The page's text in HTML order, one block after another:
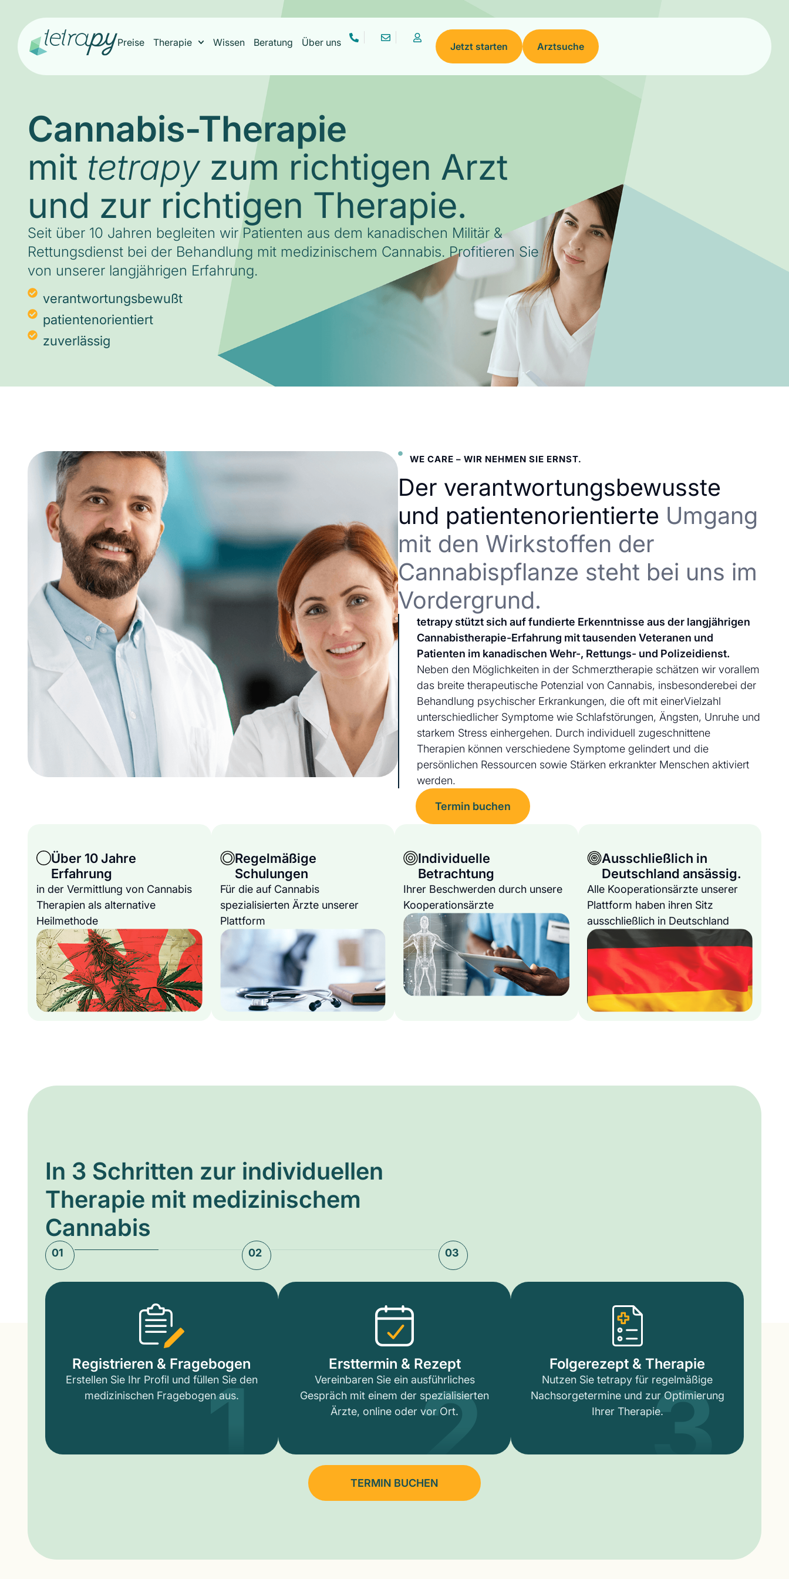
Preise Therapie Wissen Beratung Über uns Jetzt starten Arztsuche
Cannabis-Therapie
mit tetrapyzum richtigen Arzt
und zur richtigen Therapie.
Seit über 10 Jahren begleiten wir Patienten aus dem kanadischen Militär &
Rettungsdienst bei der Behandlung mit medizinischem Cannabis. Profitieren Sie
von unserer langjährigen Erfahrung.
verantwortungsbewußt
patientenorientiert
zuverlässig
WE CARE – WIR NEHMEN SIE ERNST.
Der verantwortungsbewusste
und patientenorientierte Umgang
mit den Wirkstoffen der
Cannabispflanze steht bei uns im
Vordergrund.
tetrapy stützt sich auf fundierte Erkenntnisse aus der langjährigen
Cannabistherapie-Erfahrung mit tausenden Veteranen und
Patienten im kanadischen Wehr-, Rettungs- und Polizeidienst.
Neben den Möglichkeiten in der Schmerztherapie schätzen wir vorallem
das breite therapeutische Potenzial von Cannabis, insbesonderebei der
Behandlung psychischer Erkrankungen, die oft mit einerVielzahl
unterschiedlicher Symptome wie Schlafstörungen, Ängsten, Unruhe und
starkem Stress einhergehen. Durch individuell zugeschnittene
Therapien können verschiedene Symptome gelindert und die
persönlichen Ressourcen sowie Stärken erkrankter Menschen aktiviert
werden.
Termin buchen
Über 10 Jahre
Erfahrung
in der Vermittlung von Cannabis
Therapien als alternative
Heilmethode
Regelmäßige
Schulungen
Für die auf Cannabis
spezialisierten Ärzte unserer
Plattform
Individuelle
Betrachtung
Ihrer Beschwerden durch unsere
Kooperationsärzte
Ausschließlich in
Deutschland ansässig.
Alle Kooperationsärzte unserer
Plattform haben ihren Sitz
ausschließlich in Deutschland
In 3 Schritten zur individuellen
Therapie mit medizinischem
Cannabis
01 02 03
Registrieren & Fragebogen
Erstellen Sie Ihr Profil und füllen Sie den
medizinischen Fragebogen aus.
1 Ersttermin & Rezept
Vereinbaren Sie ein ausführliches
Gespräch mit einem der spezialisierten
Ärzte, online oder vor Ort.
2 Folgerezept & Therapie
Nutzen Sie tetrapy für regelmäßige
Nachsorgetermine und zur Optimierung
Ihrer Therapie.3
TERMIN BUCHEN